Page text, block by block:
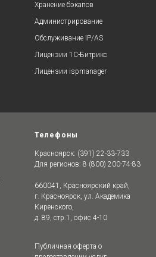
Хранение бэкапов
Администрирование
Обслуживание IP/AS
Лицензии 1C-Битрикс
Лицензии ispmanager
Телефоны
Красноярск: (391) 22-33-733
Для регионов: 8 (800) 200-74-83
660041, Красноярский край,
г. Красноярск, ул. Академика
Киренского,
д. 89, стр.1, офис 4-10
Публичная оферта о